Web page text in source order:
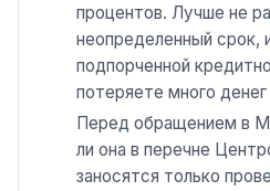
процентов. Лучше не
неопределенный срок,
подпорченной
потеряете много денег
Перед обращением в
ли она в перечне
заносятся только